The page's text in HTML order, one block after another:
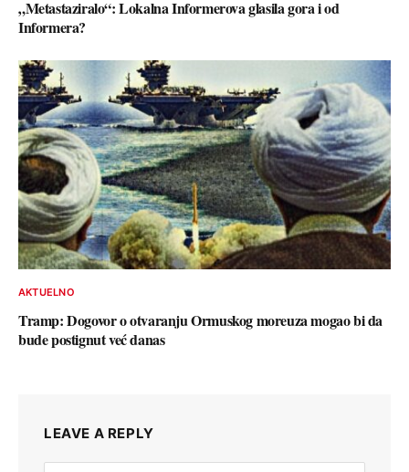
„Metastaziralo“: Lokalna Informerova glasila gora i od
Informera?
AKTUELNO
Tramp: Dogovor o otvaranju Ormuskog moreuza mogao bi da
bude postignut već danas
LEAVE A REPLY